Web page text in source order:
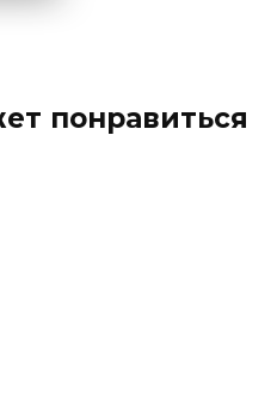
понравиться